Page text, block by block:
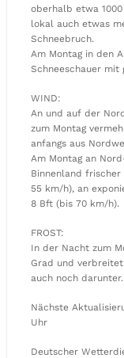
oberhalb etwa
lokal auch etwas
Schneebruch.
Am Montag in den
Schneeschauer mit
WIND:
An und auf der
zum Montag
anfangs aus
Am Montag an
Binnenland
55 km/h), an
8 Bft (bis 70 km/h).
FROST:
In der Nacht zum
Grad und
auch noch darunter.
Nächste
Uhr
Deutscher